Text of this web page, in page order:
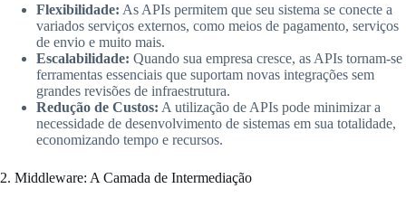
Flexibilidade: As APIs permitem que seu sistema se conecte a
variados serviços externos, como meios de pagamento, serviços
de envio e muito mais.
Escalabilidade: Quando sua empresa cresce, as APIs tornam-se
ferramentas essenciais que suportam novas integrações sem
grandes revisões de infraestrutura.
Redução de Custos: A utilização de APIs pode minimizar a
necessidade de desenvolvimento de sistemas em sua totalidade,
economizando tempo e recursos.
2. Middleware: A Camada de Intermediação